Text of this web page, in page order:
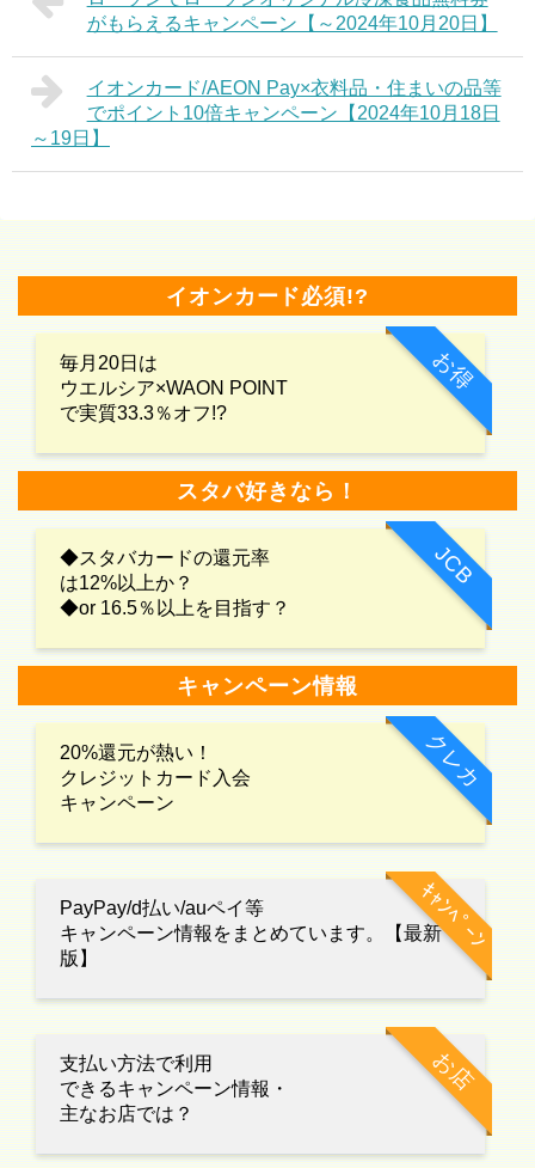
がもらえるキャンペーン【～2024年10月20日】
イオンカード/AEON Pay×衣料品・住まいの品等
でポイント10倍キャンペーン【2024年10月18日
～19日】
イオンカード必須!?
お得
毎月20日は
ウエルシア×WAON POINT
で実質33.3％オフ!?
スタバ好きなら！
JCB
◆スタバカードの還元率
は12%以上か？
◆or 16.5％以上を目指す？
キャンペーン情報
クレカ
20%還元が熱い！
クレジットカード入会
キャンペーン
ｷｬﾝﾍﾟｰﾝ
PayPay/d払い/auペイ等
キャンペーン情報をまとめています。【最新
版】
お店
支払い方法で利用
できるキャンペーン情報・
主なお店では？